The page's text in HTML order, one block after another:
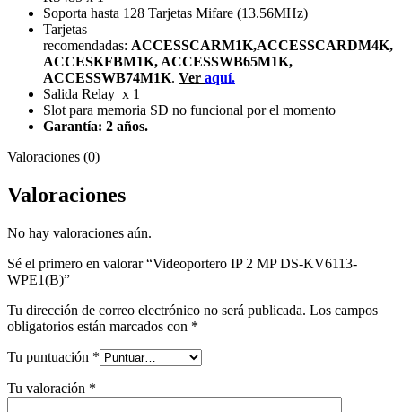
Soporta hasta 128 Tarjetas Mifare (13.56MHz)
Tarjetas
recomendadas: ACCESSCARM1K,ACCESSCARDM4K,
ACCESKFBM1K, ACCESSWB65M1K,
ACCESSWB74M1K. Ver aquí.
Salida Relay x 1
Slot para memoria SD no funcional por el momento
Garantía: 2 años.
Valoraciones (0)
Valoraciones
No hay valoraciones aún.
Sé el primero en valorar “Videoportero IP 2 MP DS-KV6113-
WPE1(B)”
Tu dirección de correo electrónico no será publicada. Los campos
obligatorios están marcados con *
Tu puntuación *
Tu valoración *